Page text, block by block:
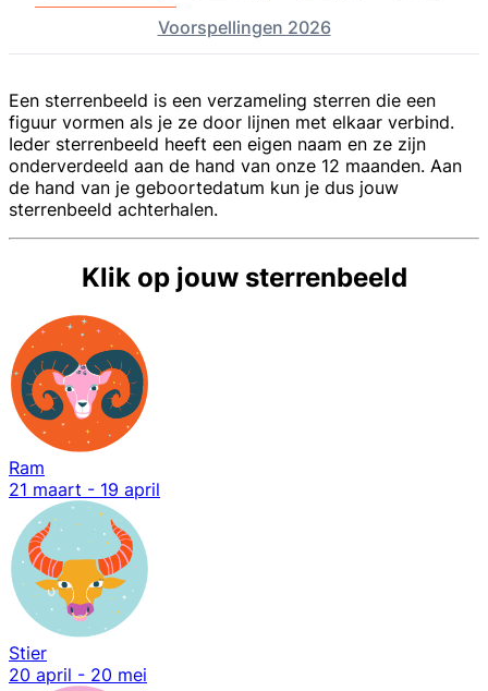
Voorspellingen 2026
Een sterrenbeeld is een verzameling sterren die een
figuur vormen als je ze door lijnen met elkaar verbind.
Ieder sterrenbeeld heeft een eigen naam en ze zijn
onderverdeeld aan de hand van onze 12 maanden. Aan
de hand van je geboortedatum kun je dus jouw
sterrenbeeld achterhalen.
Klik op jouw sterrenbeeld
Ram
21 maart - 19 april
Stier
20 april - 20 mei